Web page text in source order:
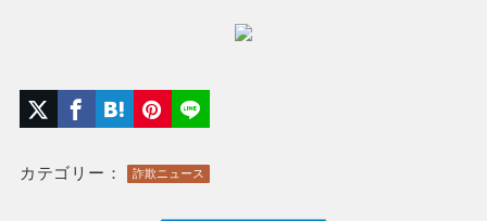
カテゴリー： 詐欺ニュース